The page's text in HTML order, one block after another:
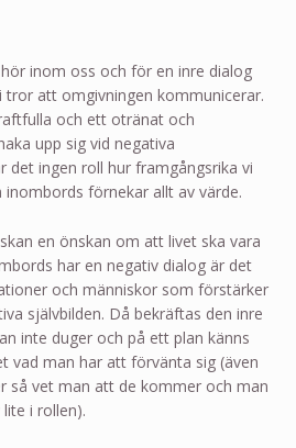
inom oss och för en inre dialog
att omgivningen kommunicerar.
och ett otränat och
upp sig vid negativa
det ingen roll hur framgångsrika vi
förnekar allt av värde.
en önskan om att livet ska vara
har en negativ dialog är det
och människor som förstärker
självbilden. Då bekräftas den inre
inte duger och på ett plan känns
vad man har att förvänta sig (även
så vet man att de kommer och man
i rollen).